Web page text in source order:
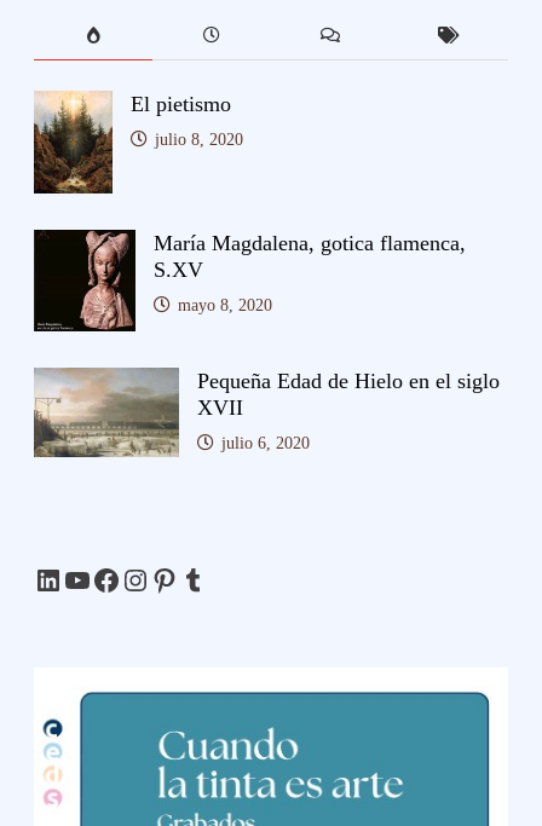
El pietismo
julio 8, 2020
María Magdalena, gotica flamenca,
S.XV
mayo 8, 2020
Pequeña Edad de Hielo en el siglo
XVII
julio 6, 2020
LinkedIn
YouTube
Facebook
Instagram
Pinterest
Tumblr